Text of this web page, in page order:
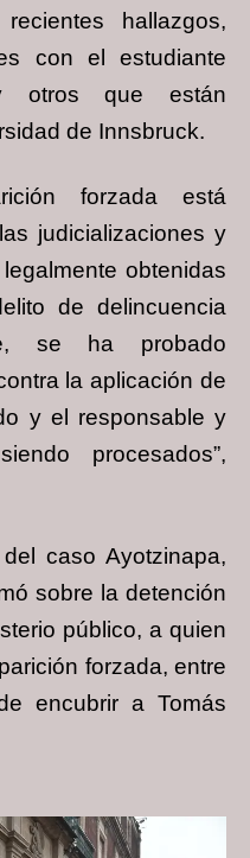
hallazgos,
con el estudiante
otros que están
de Innsbruck.
forzada está
judicializaciones y
obtenidas
de delincuencia
se ha probado
la aplicación de
y el responsable y
procesados”,
caso Ayotzinapa,
sobre la detención
público, a quien
forzada, entre
encubrir a Tomás